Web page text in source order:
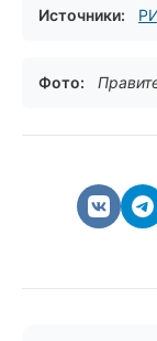
Источники:
Фото: